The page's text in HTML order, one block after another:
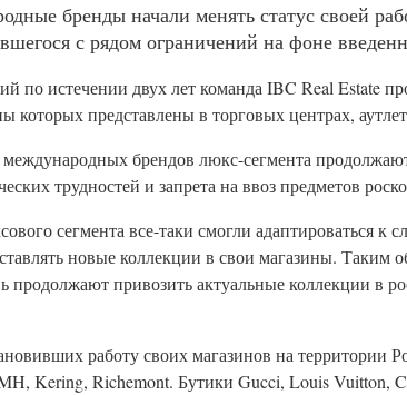
бренды начали менять статус своей
с рядом ограничений на фоне
по истечении двух лет команда IBC Real Estate
которых представлены в торговых центрах,
брендов люкс-сегмента
трудностей и запрета на ввоз предметов
сегмента все-таки смогли адаптироваться
новые коллекции в свои магазины. Таким
продолжают привозить актуальные коллекции в
работу своих магазинов на территории
Kering, Richemont. Бутики Gucci, Louis Vuitton,